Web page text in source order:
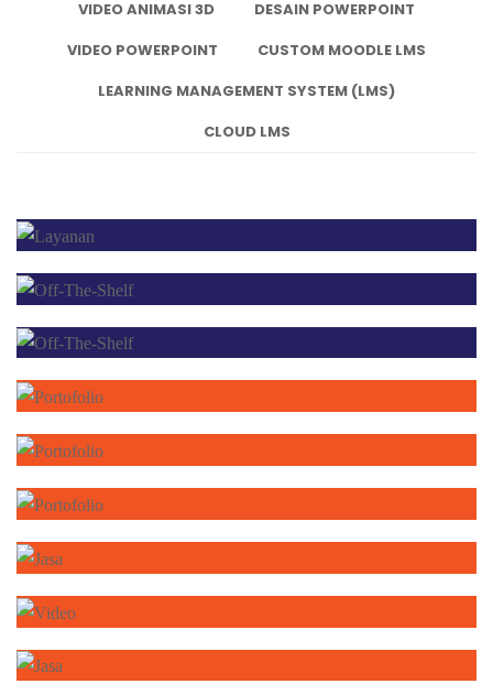
VIDEO ANIMASI 3D
DESAIN POWERPOINT
VIDEO POWERPOINT
CUSTOM MOODLE LMS
LEARNING MANAGEMENT SYSTEM (LMS)
CLOUD LMS